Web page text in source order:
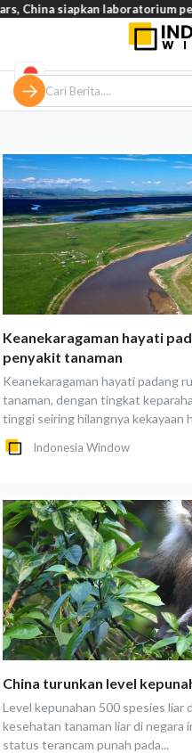
Keanekaragaman hayati
penyakit tanaman
Keanekaragaman hayati padang
tanaman, dengan tingkat
tinggi seiring hilangnya kekayaan
Indonesia Window
China turunkan level
Level kepunahan 500 spesies liar
kesehatan tanaman liar di negara
status terancam punah pada...
siapkan laboratorium